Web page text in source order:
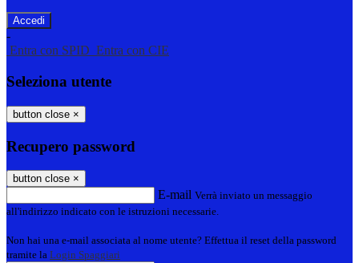
-
Entra con SPID Entra con CIE
Seleziona utente
button close ×
Recupero password
button close ×
E-mail Verrà inviato un messaggio
all'indirizzo indicato con le istruzioni necessarie.
Non hai una e-mail associata al nome utente? Effettua il reset della password
tramite la Login Spaggiari